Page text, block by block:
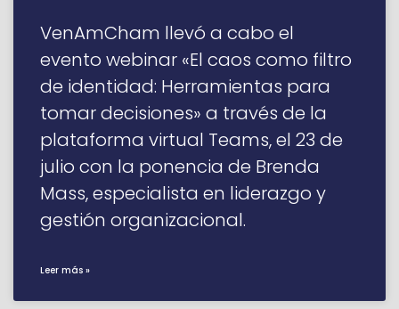
VenAmCham llevó a cabo el
evento webinar «El caos como filtro
de identidad: Herramientas para
tomar decisiones» a través de la
plataforma virtual Teams, el 23 de
julio con la ponencia de Brenda
Mass, especialista en liderazgo y
gestión organizacional.
Leer más »